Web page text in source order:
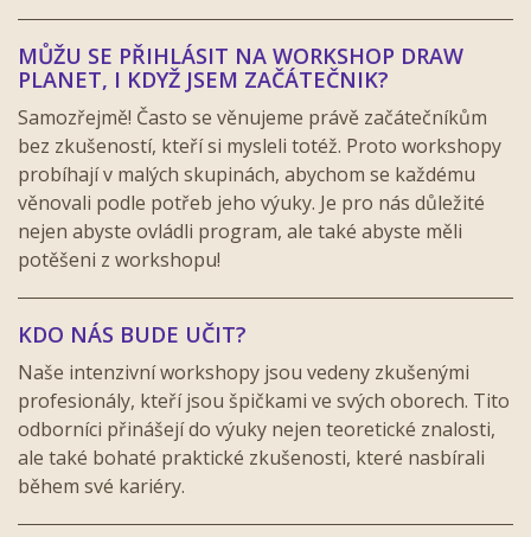
MŮŽU SE PŘIHLÁSIT NA WORKSHOP DRAW
PLANET, I KDYŽ JSEM ZAČÁTEČNIK?
Samozřejmě! Často se věnujeme právě začátečníkům
bez zkušeností, kteří si mysleli totéž. Proto workshopy
probíhají v malých skupinách, abychom se každému
věnovali podle potřeb jeho výuky. Je pro nás důležité
nejen abyste ovládli program, ale také abyste měli
potěšeni z workshopu!
KDO NÁS BUDE UČIT?
Naše intenzivní workshopy jsou vedeny zkušenými
profesionály, kteří jsou špičkami ve svých oborech. Tito
odborníci přinášejí do výuky nejen teoretické znalosti,
ale také bohaté praktické zkušenosti, které nasbírali
během své kariéry.